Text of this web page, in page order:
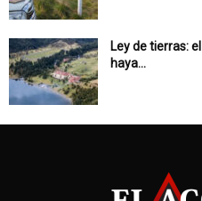
Ley de tierras:
haya...